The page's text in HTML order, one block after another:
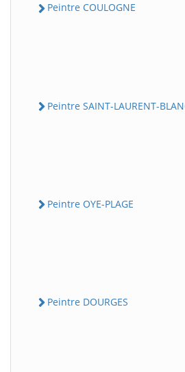
Peintre COULOGNE
Peintre SAINT-LAURENT-
Peintre OYE-PLAGE
Peintre DOURGES